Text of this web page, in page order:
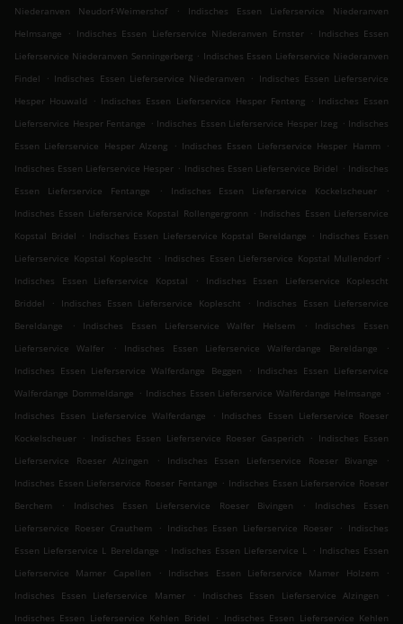
Niederanven Neudorf-Weimershof
.
Indisches Essen Lieferservice Niederanven
Helmsange
. Indisches Essen Lieferservice Niederanven Ernster . Indisches Essen
Lieferservice Niederanven Senningerberg . Indisches Essen Lieferservice Niederanven
Findel
. Indisches Essen Lieferservice Niederanven . Indisches Essen Lieferservice
Hesper Houwald
. Indisches Essen Lieferservice Hesper Fenteng . Indisches Essen
Lieferservice Hesper Fentange . Indisches Essen Lieferservice Hesper Izeg . Indisches
Essen Lieferservice Hesper Alzeng
. Indisches Essen Lieferservice Hesper Hamm
.
Indisches Essen Lieferservice Hesper . Indisches Essen Lieferservice Bridel . Indisches
Essen Lieferservice Fentange
. Indisches Essen Lieferservice Kockelscheuer
.
Indisches Essen Lieferservice Kopstal Rollengergronn . Indisches Essen Lieferservice
Kopstal Bridel . Indisches Essen Lieferservice Kopstal Bereldange . Indisches Essen
Lieferservice Kopstal Koplescht
. Indisches Essen Lieferservice Kopstal Mullendorf .
Indisches Essen Lieferservice Kopstal
.
Indisches Essen Lieferservice Koplescht
Briddel
. Indisches Essen Lieferservice Koplescht . Indisches Essen Lieferservice
Bereldange
. Indisches Essen Lieferservice Walfer Helsem .
Indisches Essen
Lieferservice Walfer
. Indisches Essen Lieferservice Walferdange Bereldange
.
Indisches Essen Lieferservice Walferdange Beggen
. Indisches Essen Lieferservice
Walferdange Dommeldange . Indisches Essen Lieferservice Walferdange Helmsange .
Indisches Essen Lieferservice Walferdange
. Indisches Essen Lieferservice Roeser
Kockelscheuer . Indisches Essen Lieferservice Roeser Gasperich . Indisches Essen
Lieferservice Roeser Alzingen
. Indisches Essen Lieferservice Roeser Bivange
.
Indisches Essen Lieferservice Roeser Fentange . Indisches Essen Lieferservice Roeser
Berchem
. Indisches Essen Lieferservice Roeser Bivingen .
Indisches Essen
Lieferservice Roeser Crauthem
. Indisches Essen Lieferservice Roeser . Indisches
Essen Lieferservice L Bereldange . Indisches Essen Lieferservice L . Indisches Essen
Lieferservice Mamer Capellen
. Indisches Essen Lieferservice Mamer Holzem
.
Indisches Essen Lieferservice Mamer
. Indisches Essen Lieferservice Alzingen
.
Indisches Essen Lieferservice Kehlen Bridel
. Indisches Essen Lieferservice Kehlen